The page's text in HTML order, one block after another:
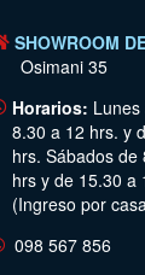
SHOWROOM
Osimani 35
Horarios:
8.30 a 12 hrs. y
hrs. Sábados de
hrs y de 15.30 a
(Ingreso por
098 567 856